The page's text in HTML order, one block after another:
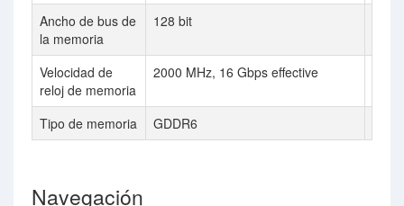
Ancho de bus de
la memoria
128 bit
Velocidad de
reloj de memoria
2000 MHz, 16 Gbps effective
Tipo de memoria GDDR6
Navegación